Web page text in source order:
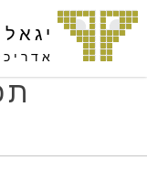
S
k
i
p